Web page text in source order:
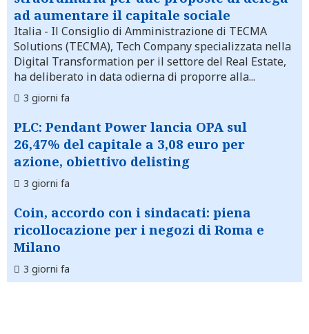
ad aumentare il capitale sociale
Italia - Il Consiglio di Amministrazione di TECMA
Solutions (TECMA), Tech Company specializzata nella
Digital Transformation per il settore del Real Estate,
ha deliberato in data odierna di proporre alla...
3 giorni fa
PLC: Pendant Power lancia OPA sul
26,47% del capitale a 3,08 euro per
azione, obiettivo delisting
3 giorni fa
Coin, accordo con i sindacati: piena
ricollocazione per i negozi di Roma e
Milano
3 giorni fa